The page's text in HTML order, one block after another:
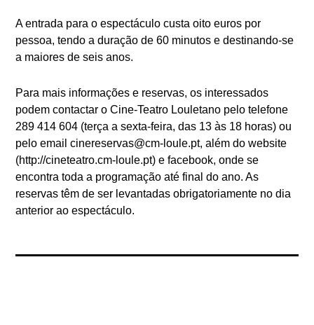
A entrada para o espectáculo custa oito euros por
pessoa, tendo a duração de 60 minutos e destinando-se
a maiores de seis anos.
Para mais informações e reservas, os interessados
podem contactar o Cine-Teatro Louletano pelo telefone
289 414 604 (terça a sexta-feira, das 13 às 18 horas) ou
pelo emailcinereservas@cm-loule.pt, além do website
(http://cineteatro.cm-loule.pt) e facebook, onde se
encontra toda a programação até final do ano. As
reservas têm de ser levantadas obrigatoriamente no dia
anterior ao espectáculo.